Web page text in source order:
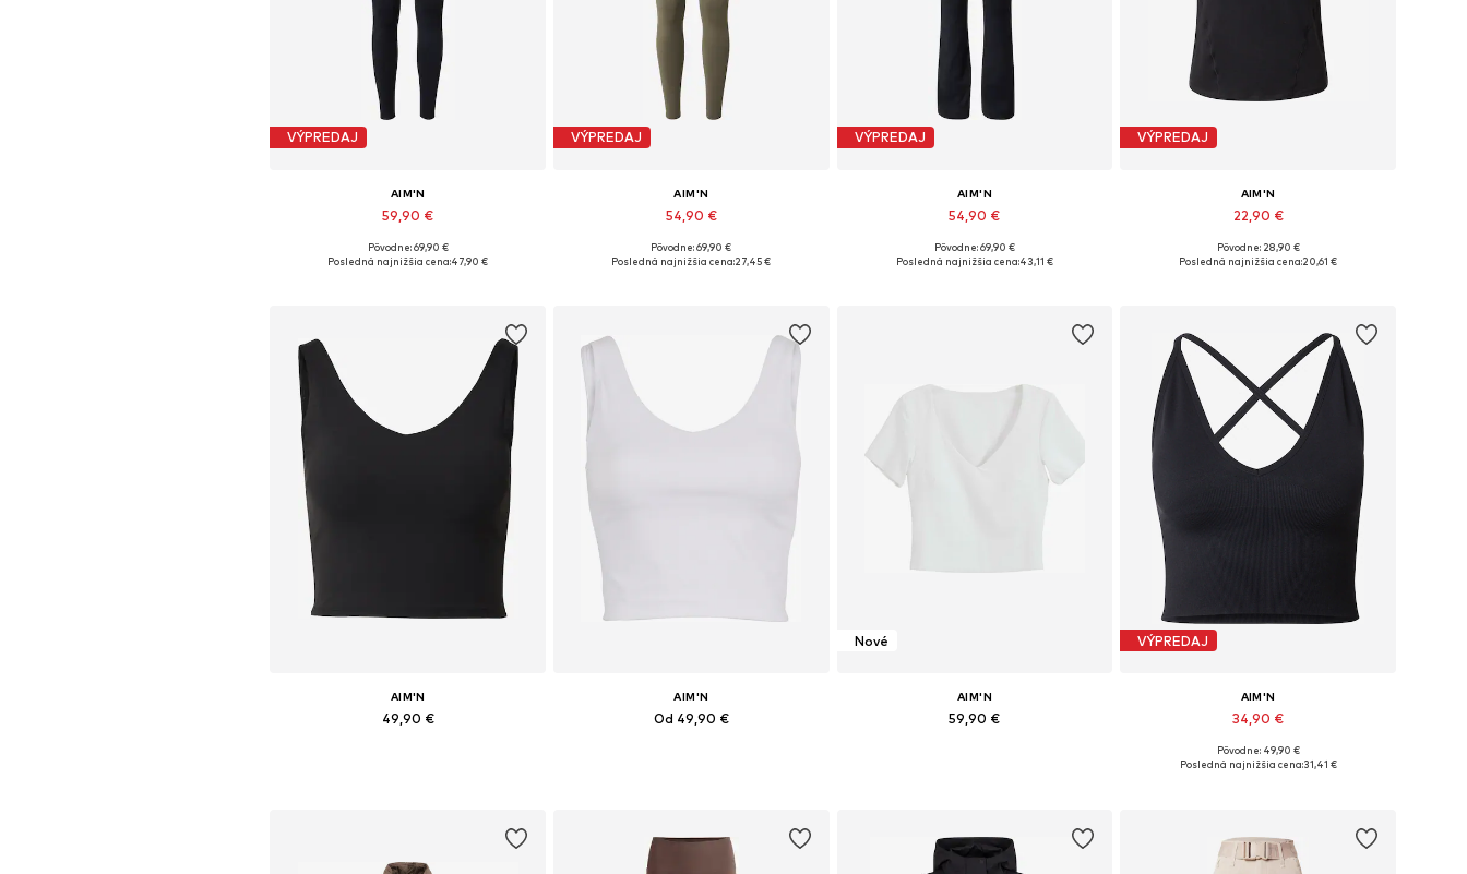
VÝPREDAJ
AIM'N
59,90 €
Dostupné veľkosti: XS, S, M, L, XL
Pôvodne: 69,90 €
Posledná najnižšia cena:47,90 €
VÝPREDAJ
AIM'N
54,90 €
Pôvodne: 69,90 €
Posledná najnižšia cena:27,45 €
VÝPREDAJ
AIM'N
54,90 €
Dostupné veľkosti: XS, S, M, L, XL
Pôvodne: 69,90 €
Posledná najnižšia cena:43,11 €
VÝPREDAJ
AIM'N
22,90 €
Dostupné veľkosti: XS, S, M, L, XL
Pôvodne: 28,90 €
Posledná najnižšia cena:20,61 €
AIM'N
49,90 €
AIM'N
Od 49,90 €
Nové
AIM'N
59,90 €
VÝPREDAJ
AIM'N
34,90 €
Dostupné veľkosti: XS, S, M, L, XL
Pôvodne: 49,90 €
Posledná najnižšia cena:31,41 €